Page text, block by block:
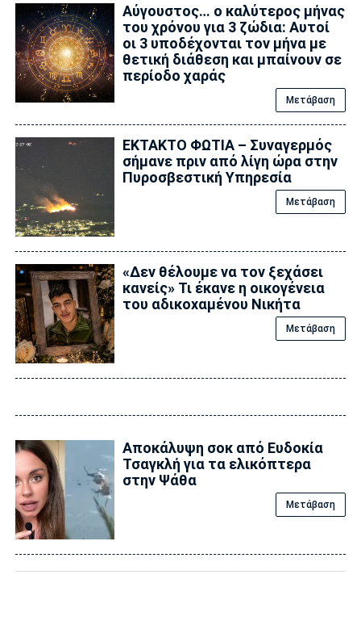
Αύγουστος… ο καλύτερος μήνας
του χρόνου για 3 ζώδια: Αυτοί
οι 3 υποδέχονται τον μήνα με
θετική διάθεση και μπαίνουν σε
περίοδο χαράς
Μετάβαση
ΕΚΤΑΚΤΟ ΦΩΤΙΑ – Συναγερμός
σήμανε πριν από λίγη ώρα στην
Πυροσβεστική Υπηρεσία
Μετάβαση
«Δεν θέλουμε να τον ξεχάσει
κανείς» Τι έκανε η οικογένεια
του αδικοxαμένου Νικήτα
Μετάβαση
Αποκάλυψη σoκ από Ευδοκία
Τσαγκλή για τα ελικόπτερα
στην Ψάθα
Μετάβαση